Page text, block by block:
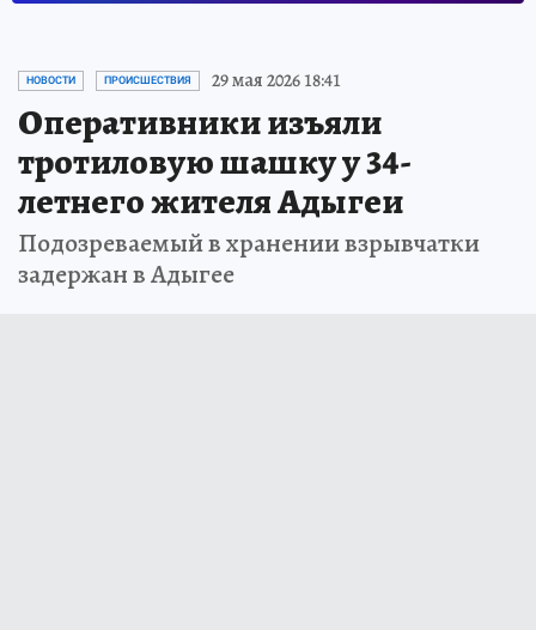
НОВОСТИ ПРОИСШЕСТВИЯ 29 мая 2026 18:41
Оперативники изъяли
тротиловую шашку у 34-
летнего жителя Адыгеи
Подозреваемый в хранении взрывчатки
задержан в Адыгее